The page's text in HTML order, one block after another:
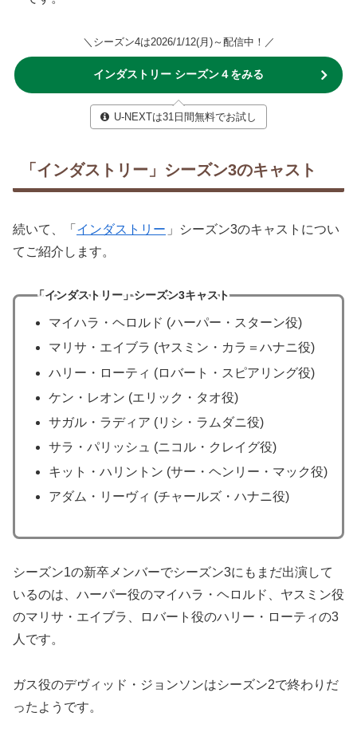
＼シーズン4は2026/1/12(月)～配信中！／
インダストリー シーズン４をみる
U-NEXTは31日間無料でお試し
「インダストリー」シーズン3のキャスト
続いて、「 インダストリー 」シーズン3のキャストについ
てご紹介します。
「インダストリー」シーズン3キャスト
マイハラ・ヘロルド (ハーパー・スターン役)
マリサ・エイブラ (ヤスミン・カラ＝ハナニ役)
ハリー・ローティ (ロバート・スピアリング役)
ケン・レオン (エリック・タオ役)
サガル・ラディア (リシ・ラムダニ役)
サラ・パリッシュ (ニコル・クレイグ役)
キット・ハリントン (サー・ヘンリー・マック役)
アダム・リーヴィ (チャールズ・ハナニ役)
シーズン1の新卒メンバーでシーズン3にもまだ出演して
いるのは、ハーパー役のマイハラ・ヘロルド、ヤスミン役
のマリサ・エイブラ、ロバート役のハリー・ローティの3
人です。
ガス役のデヴィッド・ジョンソンはシーズン2で終わりだ
ったようです。